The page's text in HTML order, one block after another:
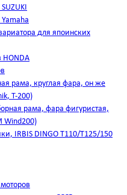
для япоинских
HONDA
рама, круглая фара, он же
T-200)
рама, фара фигуристая,
Wind200)
IRBIS DINGO Т110/Т125/150